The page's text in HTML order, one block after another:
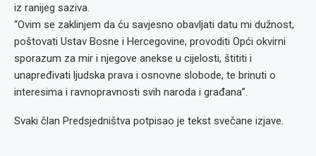
iz ranijeg saziva.
“Ovim se zaklinjem da ću savjesno obavljati datu mi dužnost,
poštovati Ustav Bosne i Hercegovine, provoditi Opći okvirni
sporazum za mir i njegove anekse u cijelosti, štititi i
unapređivati ljudska prava i osnovne slobode, te brinuti o
interesima i ravnopravnosti svih naroda i građana”.
Svaki član Predsjedništva potpisao je tekst svečane izjave.